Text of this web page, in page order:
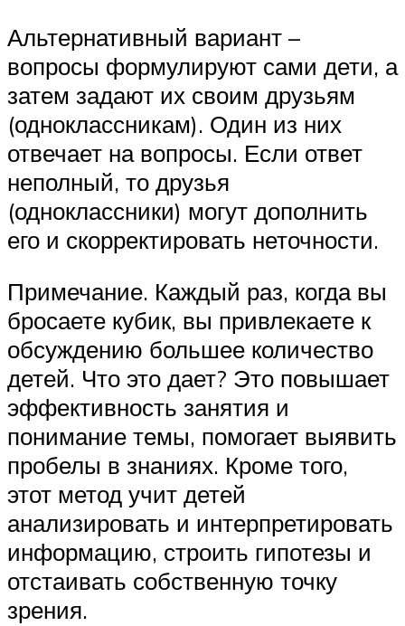
Альтернативный вариант –
вопросы формулируют сами дети, а
затем задают их своим друзьям
(одноклассникам). Один из них
отвечает на вопросы. Если ответ
неполный, то друзья
(одноклассники) могут дополнить
его и скорректировать неточности.
Примечание. Каждый раз, когда вы
бросаете кубик, вы привлекаете к
обсуждению большее количество
детей. Что это дает? Это повышает
эффективность занятия и
понимание темы, помогает выявить
пробелы в знаниях. Кроме того,
этот метод учит детей
анализировать и интерпретировать
информацию, строить гипотезы и
отстаивать собственную точку
зрения.